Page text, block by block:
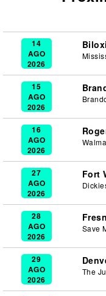
14
AGO
2026
15
AGO
2026
16
AGO
2026
27
AGO
2026
Fort
28
AGO
2026
Save
29
AGO
2026
The